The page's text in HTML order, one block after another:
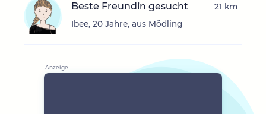
Beste Freundin gesucht
Ibee, 20 Jahre, aus Mödling
21 km